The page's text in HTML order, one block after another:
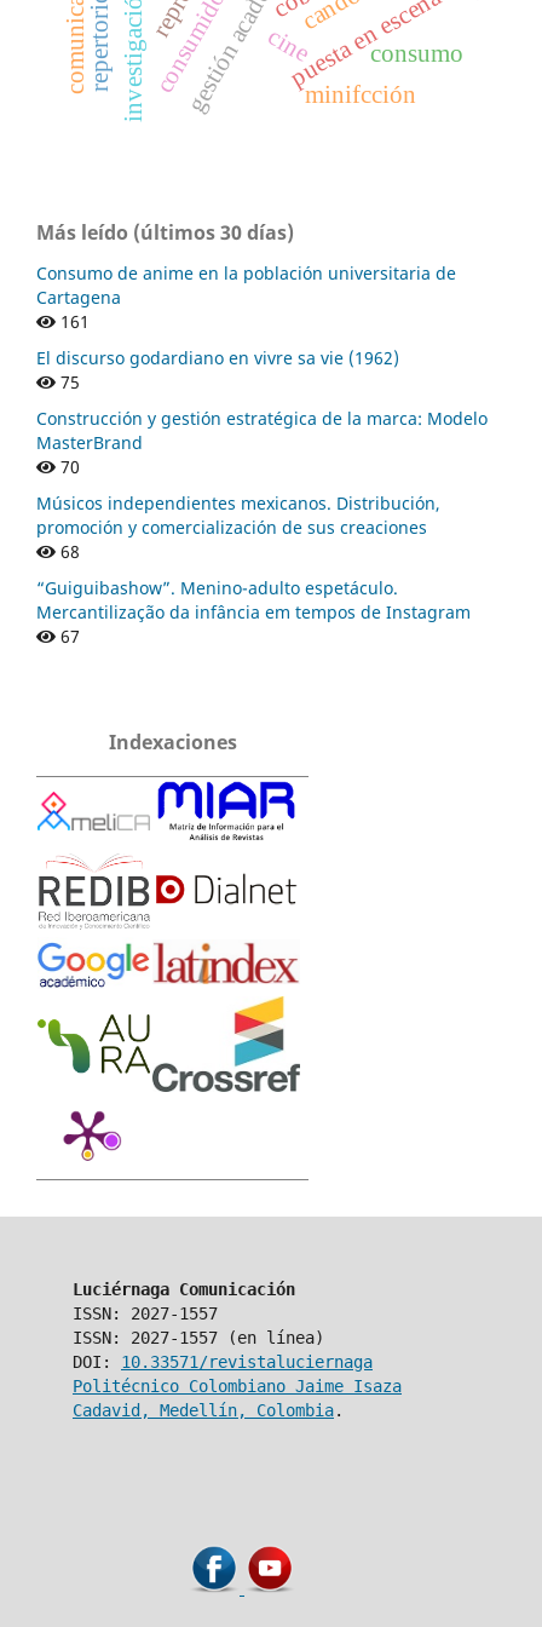
cine
puesta en escena
minifcción
consumidor. consumo
Más leído (últimos 30 días)
Consumo de anime en la población universitaria de
Cartagena
161
El discurso godardiano en vivre sa vie (1962)
75
Construcción y gestión estratégica de la marca: Modelo
MasterBrand
70
Músicos independientes mexicanos. Distribución,
promoción y comercialización de sus creaciones
68
“Guiguibashow”. Menino-adulto espetáculo.
Mercantilização da infância em tempos de Instagram
67
Indexaciones
Luciérnaga Comunicación
ISSN: 2027-1557
ISSN: 2027-1557 (en línea)
DOI: 10.33571/revistaluciernaga
Politécnico Colombiano Jaime Isaza
Cadavid, Medellín, Colombia.